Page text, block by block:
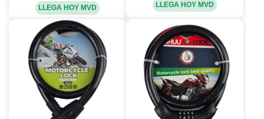
LLEGA HOY MVD LLEGA HOY MVD